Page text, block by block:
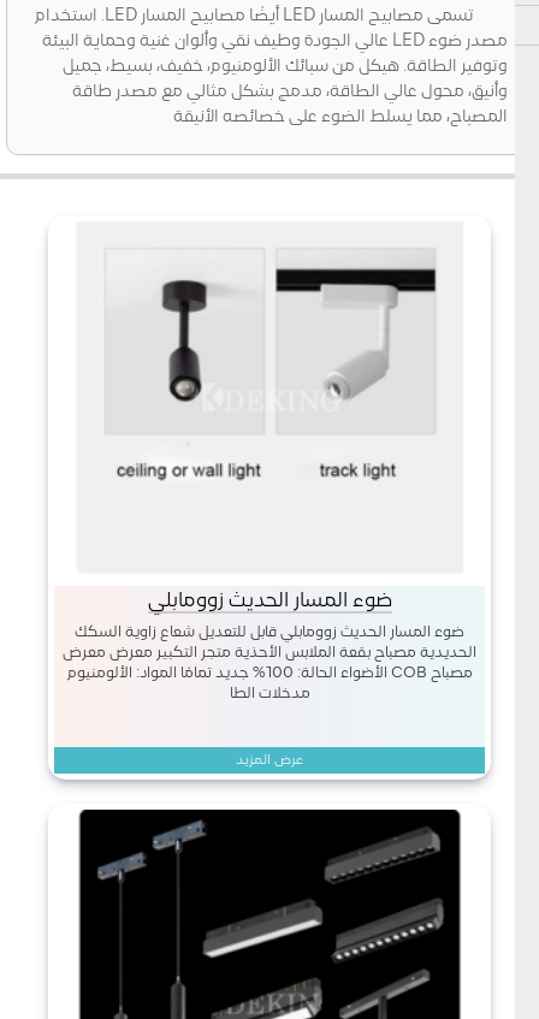
تسمى مصابيح المسار LED أيضًا مصابيح المسار LED. استخدام
مصدر ضوء LED عالي الجودة وطيف نقي وألوان غنية وحماية البيئة
وتوفير الطاقة. هيكل من سبائك الألومنيوم، خفيف، بسيط، جميل
وأنيق، محول عالي الطاقة، مدمج بشكل مثالي مع مصدر طاقة
المصباح، مما يسلط الضوء على خصائصه الأنيقة
ضوء المسار الحديث زوومابلي
ضوء المسار الحديث زوومابلي قابل للتعديل شعاع زاوية السكك
الحديدية مصباح بقعة الملابس الأحذية متجر التكبير معرض معرض
مصباح COB الأضواء الحالة: 100% جديد تمامًا المواد: الألومنيوم
مدخلات الطا
عرض المزيد